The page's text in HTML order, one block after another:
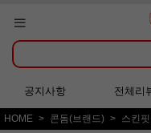
회원가
쇼핑
공지사항 전체리
HOME
콘돔(브랜드) 스킨